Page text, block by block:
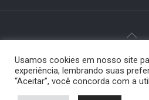
© 2024 Paiquerê - Todos os
Desenvolvido por
Usamos cookies em nosso site
experiência, lembrando suas
“Aceitar”, você concorda com a